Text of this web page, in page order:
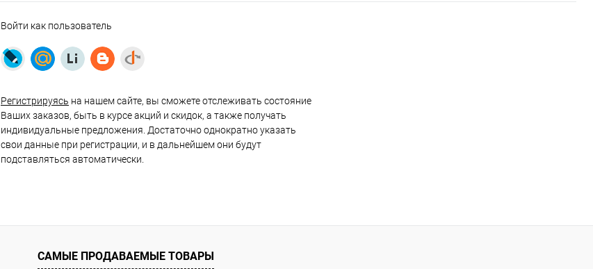
Войти как пользователь
Регистрируясь на нашем сайте, вы сможете отслеживать состояние
Ваших заказов, быть в курсе акций и скидок, а также получать
индивидуальные предложения. Достаточно однократно указать
свои данные при регистрации, и в дальнейшем они будут
подставляться автоматически.
САМЫЕ ПРОДАВАЕМЫЕ ТОВАРЫ